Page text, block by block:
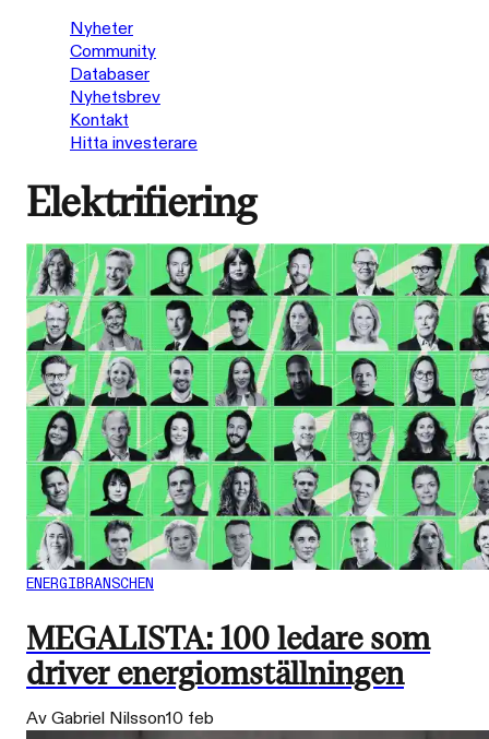
Nyheter
Community
Databaser
Nyhetsbrev
Kontakt
Hitta investerare
Elektrifiering
ENERGIBRANSCHEN
MEGALISTA: 100 ledare som
driver energiomställningen
Av Gabriel Nilsson10 feb